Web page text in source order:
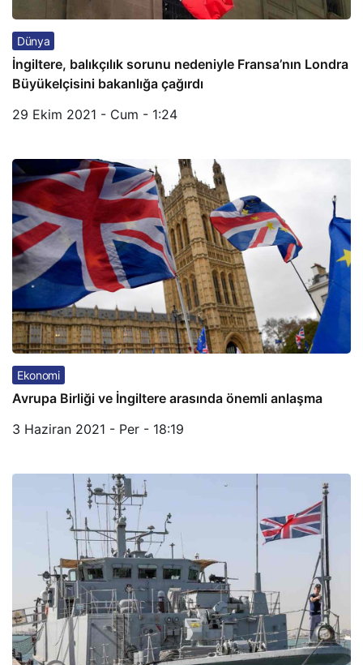
Dünya
İngiltere, balıkçılık sorunu nedeniyle Fransa’nın Londra
Büyükelçisini bakanlığa çağırdı
29 Ekim 2021 - Cum - 1:24
Ekonomi
Avrupa Birliği ve İngiltere arasında önemli anlaşma
3 Haziran 2021 - Per - 18:19